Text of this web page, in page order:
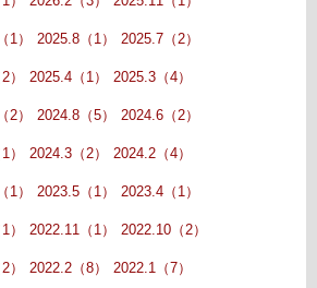
1） 2025.8（1） 2025.7（2）
） 2025.4（1） 2025.3（4）
2） 2024.8（5） 2024.6（2）
） 2024.3（2） 2024.2（4）
1） 2023.5（1） 2023.4（1）
） 2022.11（1） 2022.10（2）
） 2022.2（8） 2022.1（7）